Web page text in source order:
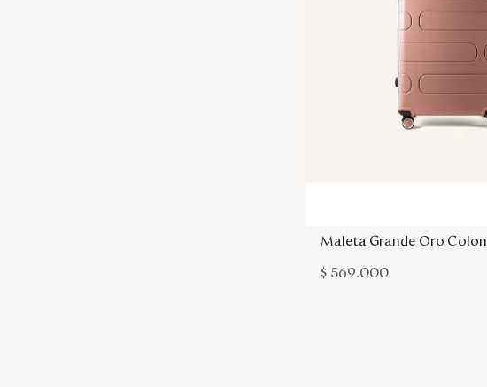
Maleta Grande Oro Colon
$ 569.000